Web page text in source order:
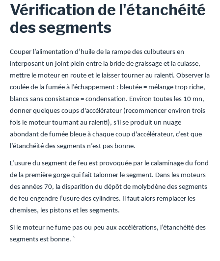
Vérification de l'étanchéité
des segments
Couper l’alimentation d’huile de la rampe des culbuteurs en
interposant un joint plein entre la bride de graissage et la culasse,
mettre le moteur en route et le laisser tourner au ralenti. Observer la
coulée de la fumée à l’échappement : bleutée = mélange trop riche,
blancs sans consistance = condensation. Environ toutes les 10 mn,
donner quelques coups d'accélérateur (recommencer environ trois
fois le moteur tournant au ralenti), s'il se produit un nuage
abondant de fumée bleue à chaque coup d'accélérateur, c’est que
l’étanchéité des segments n’est pas bonne.
L’usure du segment de feu est provoquée par le calaminage du fond
de la première gorge qui fait talonner le segment. Dans les moteurs
des années 70, la disparition du dépôt de molybdène des segments
de feu engendre l’usure des cylindres. Il faut alors remplacer les
chemises, les pistons et les segments.
Si le moteur ne fume pas ou peu aux accélérations, l’étanchéité des
segments est bonne. `